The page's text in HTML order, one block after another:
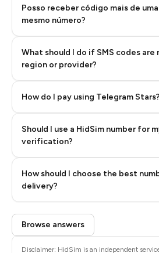
Posso receber código mais de
mesmo número?
What should I do if SMS codes are
region or provider?
How do I pay using Telegram Stars?
Step 3: Pay our bot with Stars
Should I use a HidSim number for
verification?
How should I choose the best
delivery?
Quality High To
Low
Browse answers
Disclaimer: HidSim is an independent